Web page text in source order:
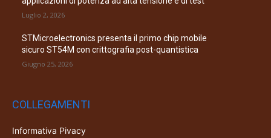
Luglio 2, 2026
STMicroelectronics presenta il primo chip mobile
sicuro ST54M con crittografia post-quantistica
Giugno 25, 2026
COLLEGAMENTI
Informativa Pivacy